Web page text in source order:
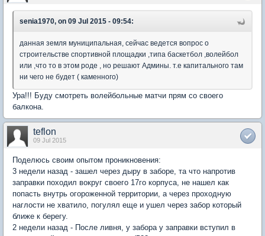
senia1970, on 09 Jul 2015 - 09:54:
данная земля муниципальная, сейчас ведется вопрос о
строительстве спортивной площадки ,типа баскетбол ,волейбол
или ,что то в этом роде , но решают Админы. т.е капитального там
ни чего не будет ( каменного)
Ура!!! Буду смотреть волейбольные матчи прям со своего
балкона.
teflon
09 Jul 2015
Поделюсь своим опытом проникновения:
3 недели назад - зашел через дыру в заборе, та что напротив
заправки походил вокруг своего 17го корпуса, не нашел как
попасть внутрь огороженной территории, а через проходную
наглости не хватило, погулял еще и ушел через забор который
ближе к берегу.
2 недели назад - После ливня, у забора у заправки вступил в